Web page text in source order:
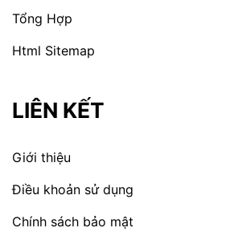
Tổng Hợp
Html Sitemap
LIÊN KẾT
Giới thiệu
Điều khoản sử dụng
Chính sách bảo mật